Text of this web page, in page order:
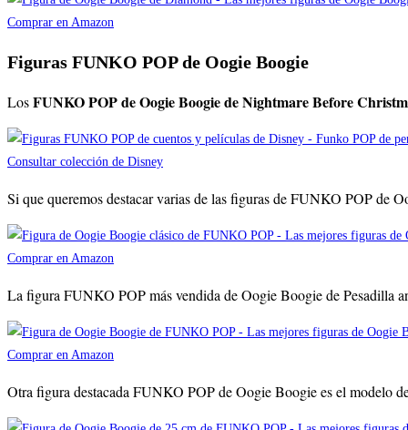
Comprar en Amazon
Figuras FUNKO POP de Oogie Boogie
LosFUNKO POP de Oogie Boogie de Nightmare Before
Consultar colección de Disney
Si que queremos destacar varias de las figuras de FUNKO POP de
Comprar en Amazon
La figura FUNKO POP más vendida de Oogie Boogie de Pesadilla
Comprar en Amazon
Otra figura destacada FUNKO POP de Oogie Boogie es el modelo